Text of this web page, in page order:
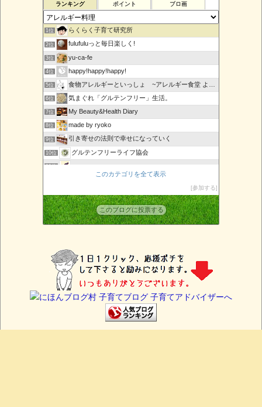
ランキング ポイント ブロ画
1位 らくらく子育て研究所
2位 fulufuluっと毎日楽しく!
3位 yu-ca-fe
4位 happy!happy!happy!
5位 食物アレルギーといっしょ ~アレルギー食堂 よってんべぇ~
6位 気まぐれ「グルテンフリー」生活。
7位 My Beauty&Health Diary
8位 made by ryoko
9位 引き寄せの法則で幸せになっていく
10位 グルテンフリーライフ協会
11位
その槍を
URBAN SLOW LIFE〜発酵ワークショップのレシピ〜
14位 アレルギーっ子ママのまねっこごはん
15位 重度食物アレルギーっ子とアレルギー母さんの無添加生活
このカテゴリを全て表示
参加する
このブログに投票する